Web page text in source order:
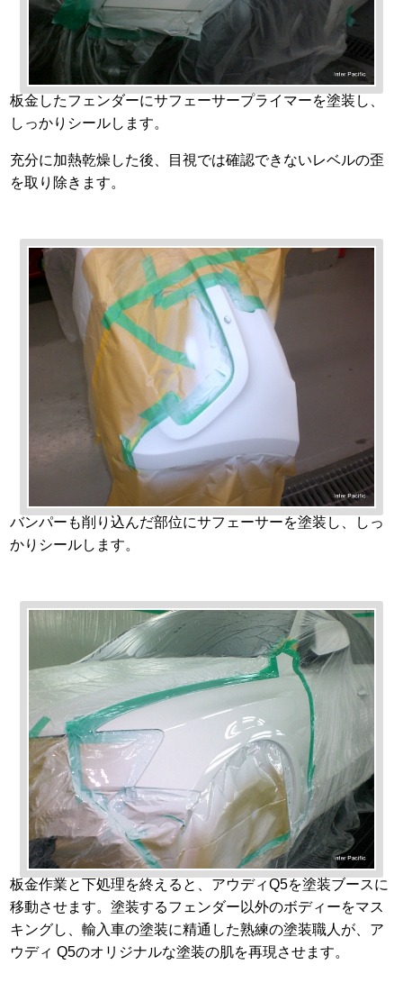
板金したフェンダーにサフェーサープライマーを塗装し、
しっかりシールします。
充分に加熱乾燥した後、目視では確認できないレベルの歪
を取り除きます。
バンパーも削り込んだ部位にサフェーサーを塗装し、しっ
かりシールします。
板金作業と下処理を終えると、アウディQ5を塗装ブースに
移動させます。塗装するフェンダー以外のボディーをマス
キングし、輸入車の塗装に精通した熟練の塗装職人が、ア
ウディ Q5のオリジナルな塗装の肌を再現させます。